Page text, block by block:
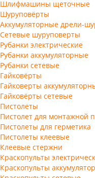
Шлифмашины щеточные
Шуруповёрты
Аккумуляторные дрели-
Сетевые шуруповерты
Рубанки электрические
Рубанки аккумуляторные
Рубанки сетевые
Гайковёрты
Гайковерты
Гайковёрты сетевые
Пистолеты
Пистолет для монтажной
Пистолеты для герметика
Пистолеты клеевые
Клеевые стержни
Краскопульты
Краскопульты